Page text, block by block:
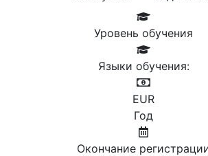
Уровень обучения
Языки обучения:
EUR
Год
Окончание